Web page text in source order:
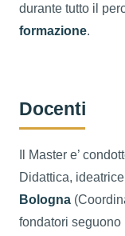
durante tutto il
formazione.
Docenti
Il Master e’
Didattica,
Bologna
fondatori